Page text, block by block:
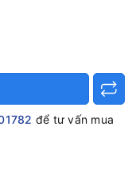
để tư vấn mua